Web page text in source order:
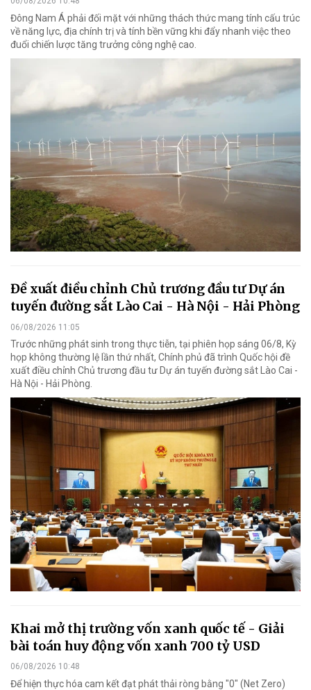
Đông Nam Á phải đối mặt với những thách thức mang tính cấu trúc
về năng lực, địa chính trị và tính bền vững khi đẩy nhanh việc theo
đuổi chiến lược tăng trưởng công nghệ cao.
Đề xuất điều chỉnh Chủ trương đầu tư Dự án
tuyến đường sắt Lào Cai - Hà Nội - Hải Phòng
06/08/2026 11:05
Trước những phát sinh trong thực tiễn, tại phiên họp sáng 06/8, Kỳ
họp không thường lệ lần thứ nhất, Chính phủ đã trình Quốc hội đề
xuất điều chỉnh Chủ trương đầu tư Dự án tuyến đường sắt Lào Cai -
Hà Nội - Hải Phòng.
Khai mở thị trường vốn xanh quốc tế - Giải
bài toán huy động vốn xanh 700 tỷ USD
06/08/2026 10:48
Để hiện thực hóa cam kết đạt phát thải ròng bằng "0" (Net Zero)